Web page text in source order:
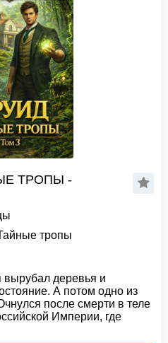
ТРОПЫ -
тропы
вырубал деревья и
А потом одно из
после смерти в теле
Империи, где